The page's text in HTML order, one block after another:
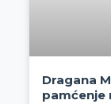
Dragana
pamćenje